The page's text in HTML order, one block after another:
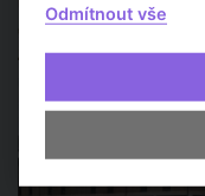
Odmítnout vše